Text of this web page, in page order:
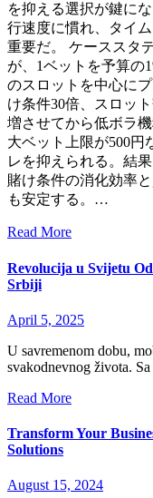
を抑える選択が鍵に
行速度に慣れ、タイ
重要だ。 ケーススタ
が、1ベットを予算の
のスロットを中心に
け条件30倍、スロッ
増させてから低ボラ
大ベット上限が500円
レを抑えられる。結
賭け条件の消化効率
も安定する。…
Read More
Revolucija u Svijetu
Srbiji
April 5, 2025
U savremenom dobu,
svakodnevnog života.
Read More
Transform Your
Solutions
August 15, 2024